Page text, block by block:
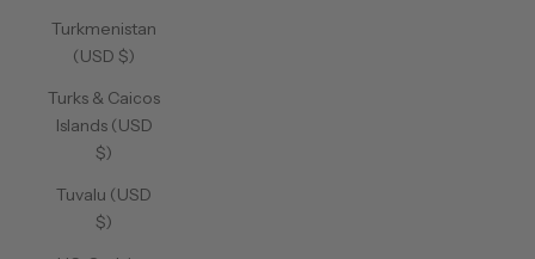
Turkmenistan
(USD $)
Turks & Caicos
Islands (USD
$)
Tuvalu (USD
$)